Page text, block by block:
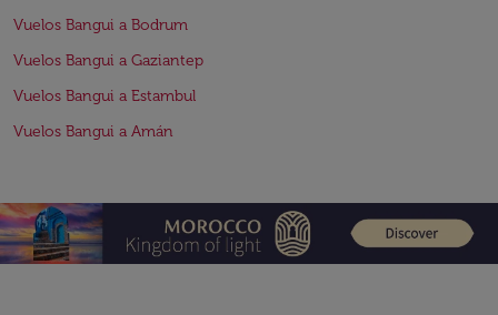
Vuelos Bangui a Bodrum
Vuelos Bangui a Gaziantep
Vuelos Bangui a Estambul
Vuelos Bangui a Amán